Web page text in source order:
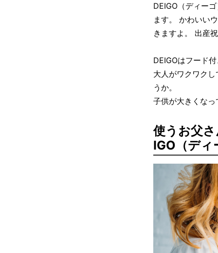
DEIGO（ディー
ます。 かわいい
きますよ。 出産
DEIGOはフード
大人がワクワク
うか。
子供が大きくな
使うお父
IGO（ディ